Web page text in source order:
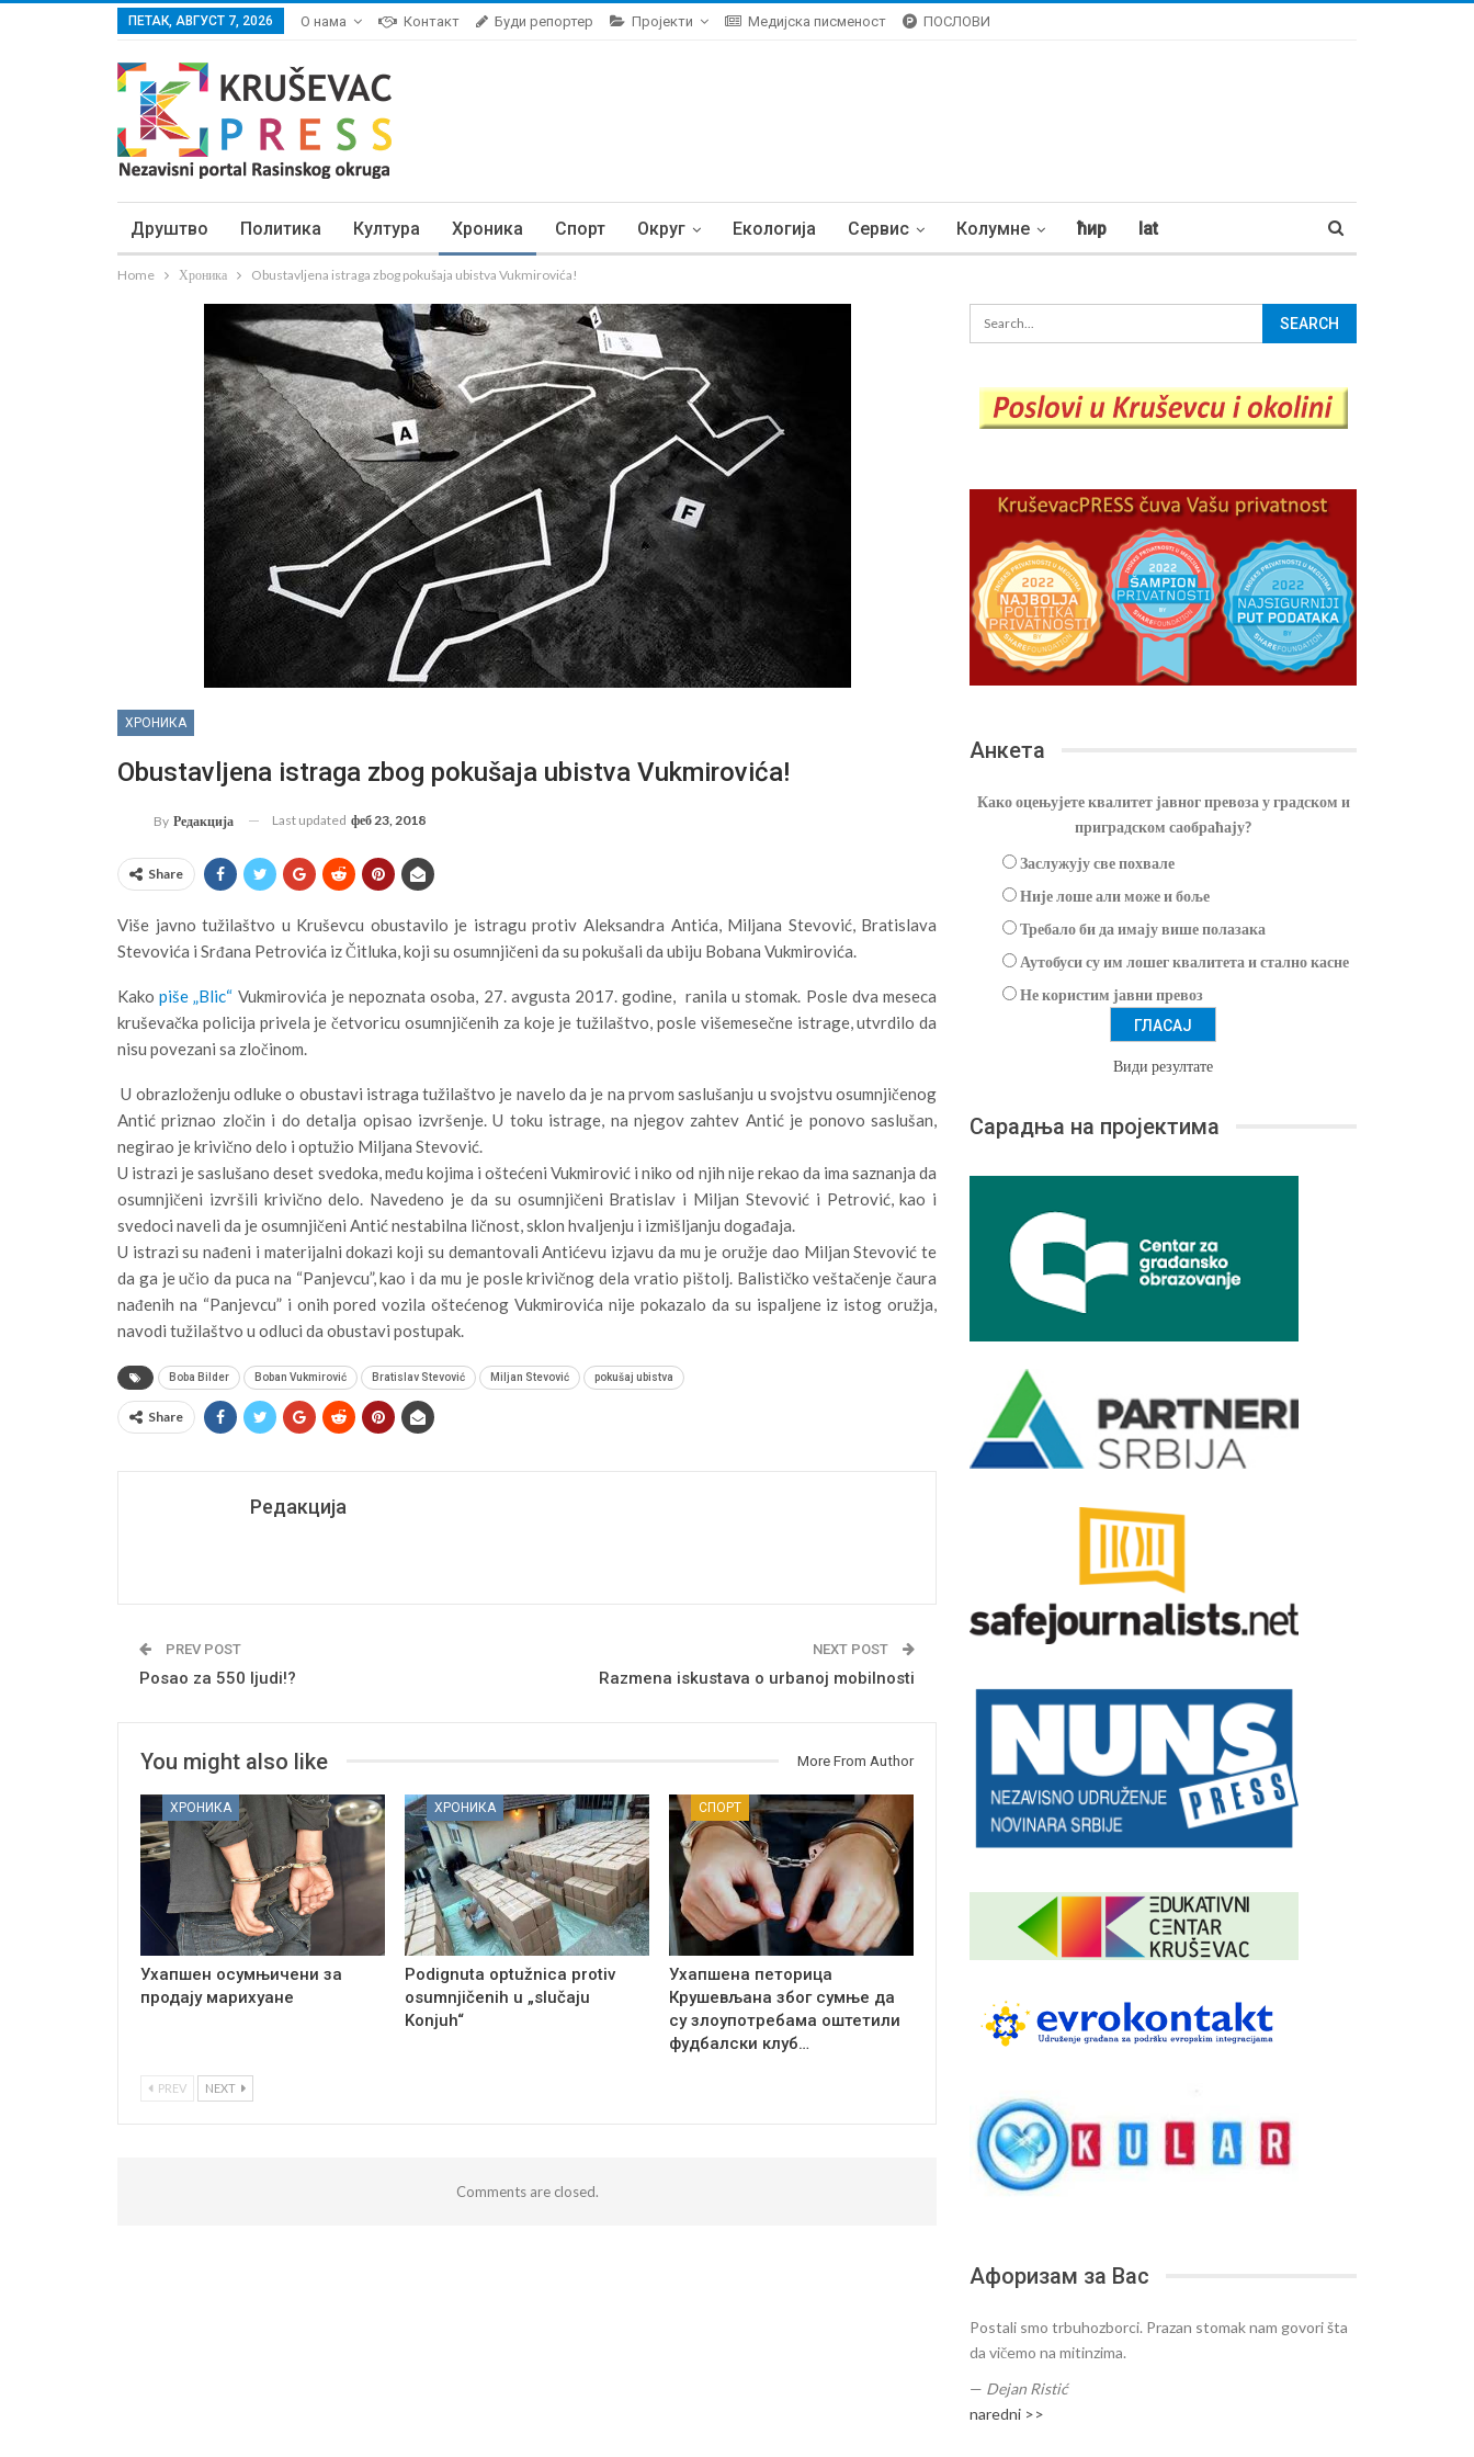
ПЕТАК, АВГУСТ 7, 2026 О нама Контакт Буди репортер Пројекти Медијска писменост ПОСЛОВИ
Друштво Политика Култура Хроника Спорт Округ Екологија Сервис Колумне ћир lat
Home Хроника Obustavljena istraga zbog pokušaja ubistva Vukmirovića!
ХРОНИКА
Obustavljena istraga zbog pokušaja ubistva Vukmirovića!
By Редакција Last updated феб 23, 2018
Share
Više javno tužilaštvo u Kruševcu obustavilo je istragu protiv Aleksandra Antića, Miljana Stevović, Bratislava
Stevovića i Srđana Petrovića iz Čitluka, koji su osumnjičeni da su pokušali da ubiju Bobana Vukmirovića.
Kakopiše „Blic“ Vukmirovića je nepoznata osoba, 27. avgusta 2017. godine, ranila u stomak. Posle dva meseca
kruševačka policija privela je četvoricu osumnjičenih za koje je tužilaštvo, posle višemesečne istrage, utvrdilo da
nisu povezani sa zločinom.
U obrazloženju odluke o obustavi istraga tužilaštvo je navelo da je na prvom saslušanju u svojstvu osumnjičenog
Antić priznao zločin i do detalja opisao izvršenje. U toku istrage, na njegov zahtev Antić je ponovo saslušan,
negirao je krivično delo i optužio Miljana Stevović.
U istrazi je saslušano deset svedoka, među kojima i oštećeni Vukmirović i niko od njih nije rekao da ima saznanja da
osumnjičeni izvršili krivično delo. Navedeno je da su osumnjičeni Bratislav i Miljan Stevović i Petrović, kao i
svedoci naveli da je osumnjičeni Antić nestabilna ličnost, sklon hvaljenju i izmišljanju događaja.
U istrazi su nađeni i materijalni dokazi koji su demantovali Antićevu izjavu da mu je oružje dao Miljan Stevović te
da ga je učio da puca na “Panjevcu”, kao i da mu je posle krivičnog dela vratio pištolj. Balističko veštačenje čaura
nađenih na “Panjevcu” i onih pored vozila oštećenog Vukmirovića nije pokazalo da su ispaljene iz istog oružja,
navodi tužilaštvo u odluci da obustavi postupak.
Boba Bilder Boban Vukmirović Bratislav Stevović Miljan Stevović pokušaj ubistva
Share
Редакција
PREV POST
Posao za 550 ljudi!?
NEXT POST
Razmena iskustava o urbanoj mobilnosti
You might also like More From Author
ХРОНИКА
Ухапшен осумњичени за
продају марихуане
ХРОНИКА
Podignuta optužnica protiv
osumnjičenih u „slučaju
Konjuh“
СПОРТ
Ухапшена петорица
Крушевљана због сумње да
су злоупотребама оштетили
фудбалски клуб…
PREV NEXT
Comments are closed.
Анкета
Како оцењујете квалитет јавног превоза у градском и
приградском саобраћају?
Заслужују све похвале
Није лоше али може и боље
Требало би да имају више полазака
Аутобуси су им лошег квалитета и стално касне
Не користим јавни превоз
Види резултате
Сарадња на пројектима
Афоризам за Вас
Postali smo trbuhozborci. Prazan stomak nam govori šta
da vičemo na mitinzima.
— Dejan Ristić
naredni >>